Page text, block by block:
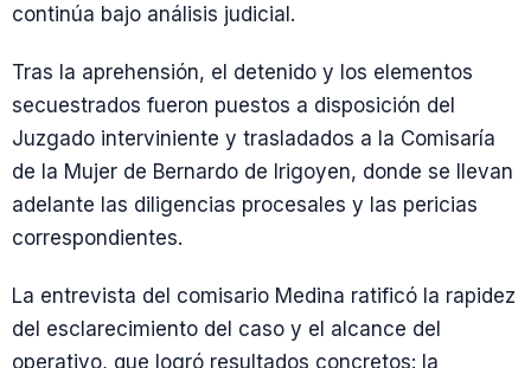
continúa bajo análisis judicial.
Tras la aprehensión, el detenido y los elementos
secuestrados fueron puestos a disposición del
Juzgado interviniente y trasladados a la Comisaría
de la Mujer de Bernardo de Irigoyen, donde se llevan
adelante las diligencias procesales y las pericias
correspondientes.
La entrevista del comisario Medina ratificó la rapidez
del esclarecimiento del caso y el alcance del
operativo, que logró resultados concretos: la